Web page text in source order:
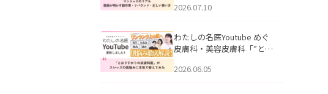
医師が明かす副作用・リバ
公開いたしました。
2026.07.10
わたしの名医Youtube めぐ
皮膚科・美容皮膚科「”とお
ッズの肌悩みに本気で答え
2026.06.05